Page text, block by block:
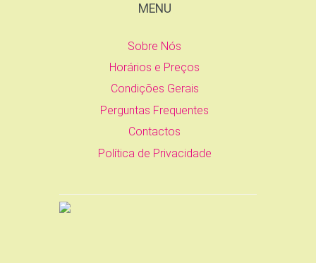
MENU
Sobre Nós
Horários e Preços
Condições Gerais
Perguntas Frequentes
Contactos
Política de Privacidade